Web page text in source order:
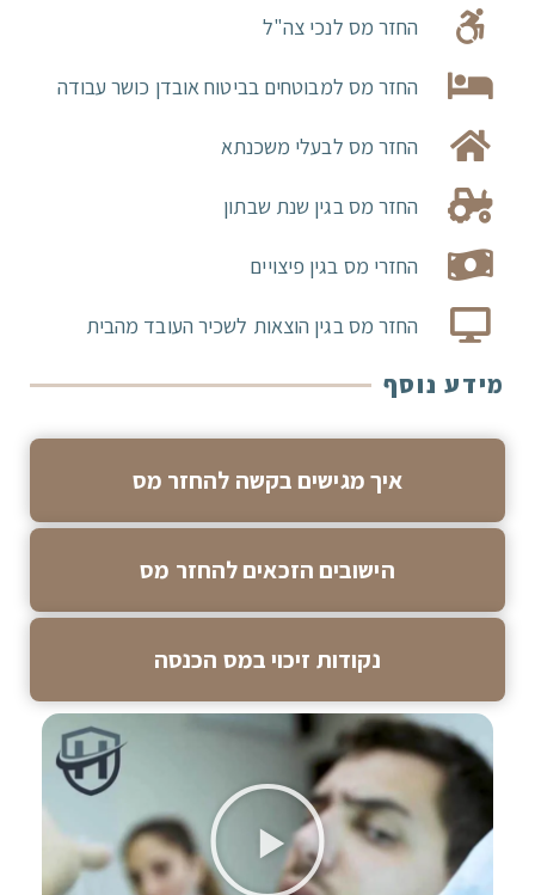
החזר מס לנכי צה"ל
החזר מס למבוטחים בביטוח אובדן כושר עבודה
החזר מס לבעלי משכנתא
החזר מס בגין שנת שבתון
החזרי מס בגין פיצויים
החזר מס בגין הוצאות לשכיר העובד מהבית
מידע נוסף
איך מגישים בקשה להחזר מס
הישובים הזכאים להחזר מס
נקודות זיכוי במס הכנסה